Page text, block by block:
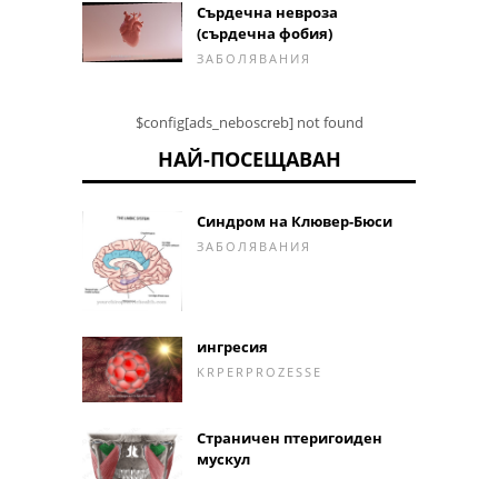
Сърдечна невроза
(сърдечна фобия)
ЗАБОЛЯВАНИЯ
$config[ads_neboscreb] not found
НАЙ-ПОСЕЩАВАН
Синдром на Клювер-Бюси
ЗАБОЛЯВАНИЯ
ингресия
KRPERPROZESSE
Страничен птеригоиден
мускул